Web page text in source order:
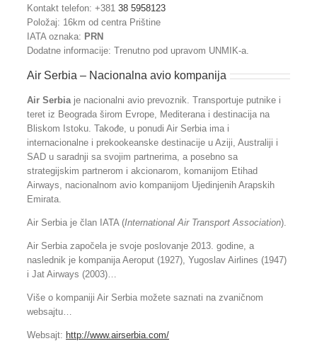
Kontakt telefon: +381 38 5958123
Položaj: 16km od centra Prištine
IATA oznaka: PRN
Dodatne informacije: Trenutno pod upravom UNMIK-a.
Air Serbia – Nacionalna avio kompanija
Air Serbiaje nacionalni avio prevoznik. Transportuje putnike i
teret iz Beograda širom Evrope, Mediterana i destinacija na
Bliskom Istoku. Takođe, u ponudi Air Serbia ima i
internacionalne i prekookeanske destinacije u Aziji, Australiji i
SAD u saradnji sa svojim partnerima, a posebno sa
strategijskim partnerom i akcionarom, komanijom Etihad
Airways, nacionalnom avio kompanijom Ujedinjenih Arapskih
Emirata.
Air Serbia je član IATA (International Air Transport Association).
Air Serbia započela je svoje poslovanje 2013. godine, a
naslednik je kompanija Aeroput (1927), Yugoslav Airlines (1947)
i Jat Airways (2003)…
Više o kompaniji Air Serbia možete saznati na zvaničnom
websajtu…
Websajt: http://www.airserbia.com/